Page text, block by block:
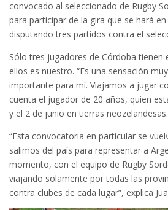
convocado al seleccionado de Rugby
para participar de la gira que se hará
disputando tres partidos contra el
Sólo tres jugadores de Córdoba tienen
ellos es nuestro. “Es una sensación
importante para mí. Viajamos a jugar
cuenta el jugador de 20 años, quien
y el 2 de junio en tierras neozelandesas.
“Esta convocatoria en particular se
salimos del país para representar a
momento, con el equipo de Rugby
viajando solamente por todas las
contra clubes de cada lugar”, explica